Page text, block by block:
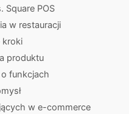
Square POS
w restauracji
kroki
produktu
funkcjach
w e-commerce